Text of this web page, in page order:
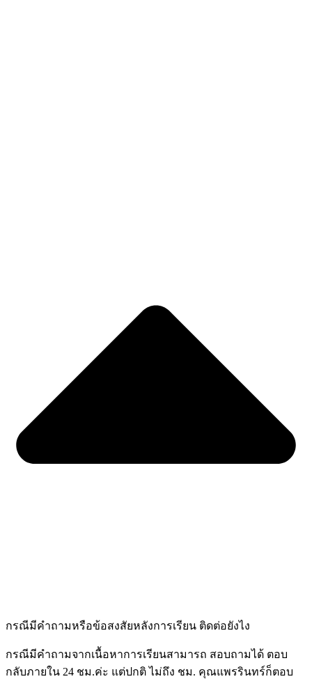
กรณีมีคำถามหรือข้อสงสัยหลังการเรียน ติดต่อยังไง
กรณีมีคำถามจากเนื้อหาการเรียนสามารถ สอบถามได้ ตอบ
กลับภายใน 24 ชม.ค่ะ แต่ปกติ ไม่ถึง ชม. คุณแพรรินทร์ก็ตอบ